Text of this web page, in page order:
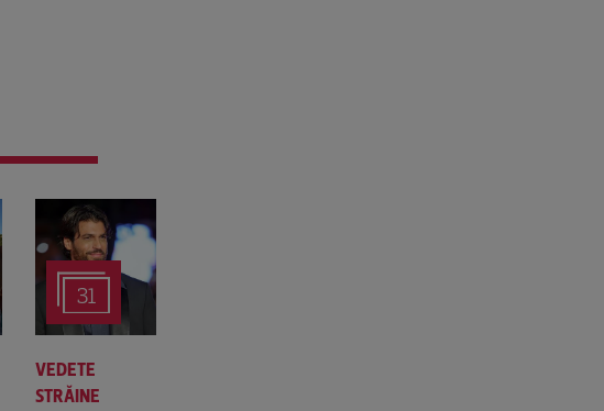
31
VEDETE
STRĂINE